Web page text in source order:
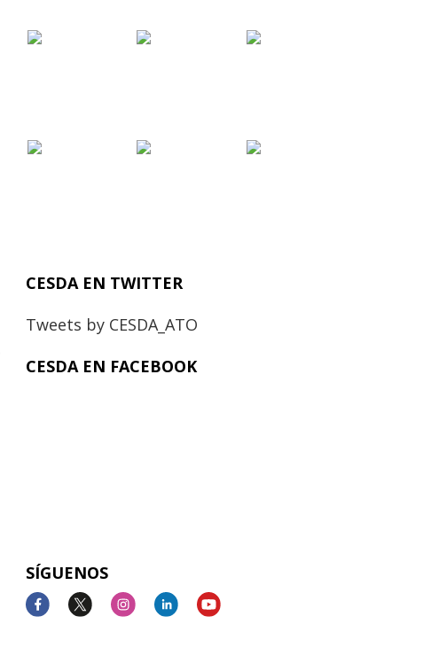
CESDA EN TWITTER
Tweets by CESDA_ATO
CESDA EN FACEBOOK
SÍGUENOS